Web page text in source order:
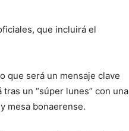
es
que incluirá el
que será un mensaje clave
un “súper lunes” con una
mesa bonaerense.